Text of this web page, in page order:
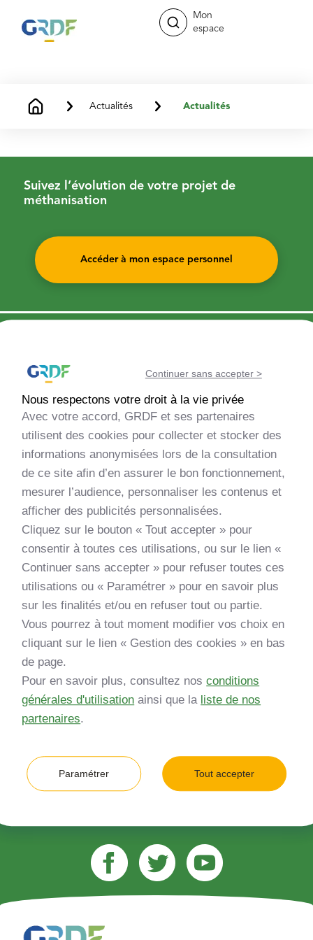
Mon
espace
Actualités Actualités
Suivez l’évolution de votre projet de
méthanisation
Accéder à mon espace personnel
Echanger avec la communauté
Evaluer la faisabilité de mon projet
Monter mon projet
Découvrir les nouveautés
Apprendre et me former
Inscrivez-vous à notre newsletter
Entreprise
Quelle est votre type d’entreprise ?
M’inscrire
Continuer sans accepter >
Nous respectons votre droit à la vie privée
Avec votre accord, GRDF et ses partenaires
utilisent des cookies pour collecter et stocker des
informations anonymisées lors de la consultation
de ce site afin d’en assurer le bon fonctionnement,
mesurer l’audience, personnaliser les contenus et
afficher des publicités personnalisées.
Cliquez sur le bouton « Tout accepter » pour
consentir à toutes ces utilisations, ou sur le lien «
Continuer sans accepter » pour refuser toutes ces
utilisations ou « Paramétrer » pour en savoir plus
sur les finalités et/ou en refuser tout ou partie.
Vous pourrez à tout moment modifier vos choix en
cliquant sur le lien « Gestion des cookies » en bas
de page.
Pour en savoir plus, consultez nosconditions
générales d'utilisation ainsi que la liste de nos
partenaires.
Paramétrer Tout accepter